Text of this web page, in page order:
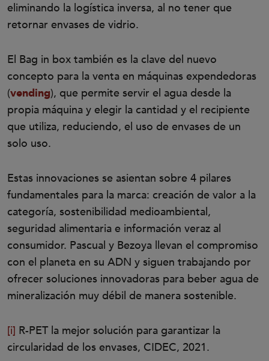
eliminando la logística inversa, al no tener que
retornar envases de vidrio.
El Bag in box también es la clave del nuevo
concepto para la venta en máquinas expendedoras
(vending), que permite servir el agua desde la
propia máquina y elegir la cantidad y el recipiente
que utiliza, reduciendo, el uso de envases de un
solo uso.
Estas innovaciones se asientan sobre 4 pilares
fundamentales para la marca: creación de valor a la
categoría, sostenibilidad medioambiental,
seguridad alimentaria e información veraz al
consumidor. Pascual y Bezoya llevan el compromiso
con el planeta en su ADN y siguen trabajando por
ofrecer soluciones innovadoras para beber agua de
mineralización muy débil de manera sostenible.
[i] R-PET la mejor solución para garantizar la
circularidad de los envases, CIDEC, 2021.